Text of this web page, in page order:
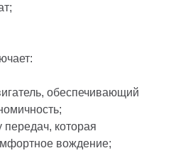
обеспечивающий
передач, которая
вождение;